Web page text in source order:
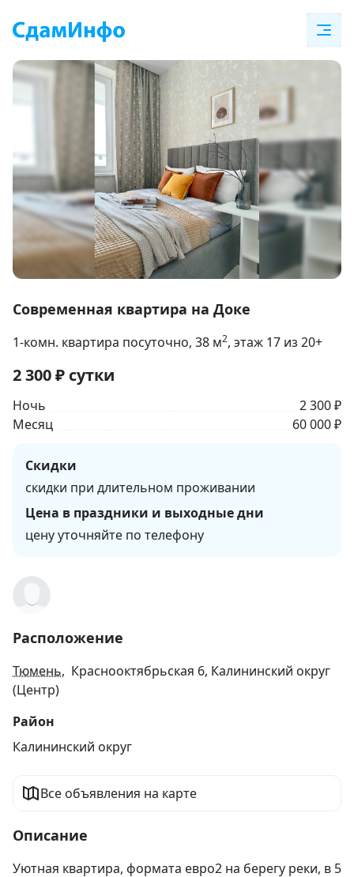
1
16
Современная квартира на Доке
1-комн. квартира посуточно, 38 м2, этаж 17 из 20+
2 300₽ сутки
Ночь
2 300 ₽
Месяц
60 000 ₽
Скидки
скидки при длительном проживании
Цена в праздники и выходные дни
цену уточняйте по телефону
Расположение
Тюмень, Краснооктябрьская 6, Калининский округ
(Центр)
Район
Калининский округ
Все объявления на карте
Описание
Уютная квартира, формата евро2 на берегу реки, в 5